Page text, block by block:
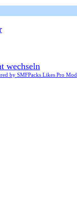
wechseln
by SMFPacks Likes Pro Mod